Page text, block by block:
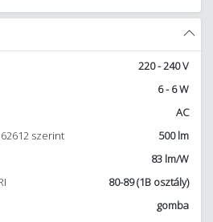
220 - 240 V
6 - 6 W
AC
szerint
500 lm
83 lm/W
80-89 (1B osztály)
gomba